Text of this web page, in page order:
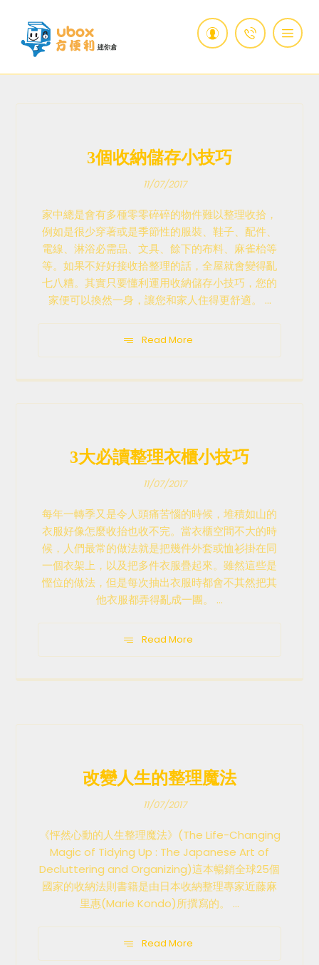
3個收納儲存小技巧
11/07/2017
家中總是會有多種零零碎碎的物件難以整理收拾，
例如是很少穿著或是季節性的服裝、鞋子、配件、
電線、淋浴必需品、文具、餘下的布料、麻雀枱等
等。如果不好好接收拾整理的話，全屋就會變得亂
七八糟。其實只要懂利運用收納儲存小技巧，您的
家便可以換然一身，讓您和家人住得更舒適。 ...
Read More
3大必讀整理衣櫃小技巧
11/07/2017
每年一轉季又是令人頭痛苦惱的時候，堆積如山的
衣服好像怎麼收抬也收不完。當衣櫃空間不大的時
候，人們最常的做法就是把幾件外套或恤衫掛在同
一個衣架上，以及把多件衣服疊起來。雖然這些是
慳位的做法，但是每次抽出衣服時都會不其然把其
他衣服都弄得亂成一團。 ...
Read More
改變人生的整理魔法
11/07/2017
《怦然心動的人生整理魔法》(The Life-Changing
Magic of Tidying Up : The Japanese Art of
Decluttering and Organizing)這本暢銷全球25個
國家的收納法則書籍是由日本收納整理專家近藤麻
里惠(Marie Kondo)所撰寫的。 ...
Read More